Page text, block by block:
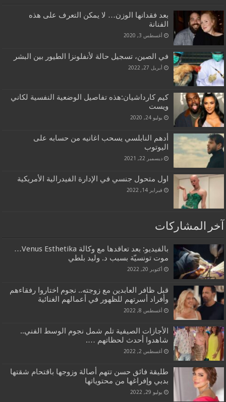
بعد فقدانها الوزن… لا يمكن التعرف على هذه
الفنانة
أغسطس 3, 2020
في الصين، تسجيل حالة لأنفلونزا الطيور بين البشر
أبريل 27, 2022
كيم كارداشيان:هذه تفاصيل الوضعية النفسية لكاني
ويست
يوليو 24, 2020
أدهم النابلسي يسحب اغانيه من حسابه على
اليوتوب
ديسمبر 22, 2021
اول متحول جنسي في الإدارة الفيدرالية الأمريكية
فبراير 14, 2022
آخر المشاركات
بالفيديو: بعد تعاقدها مع وكالة Venus Esthetika…
موت تونسيّة بسبب د. وليد بلطي
أكتوبر 20, 2022
قبل ظافر العابدين مع زوجته.. نجوم اختاروا رفقاءهم
وأفراد أسرتهم للظهور في أعمالهم الغنائية
أغسطس 8, 2022
الأجازات الصيفية تلم شمل نجوم الوسط الفني..
شاهدوا أحدث لحظاتهم ….
أغسطس 2, 2022
طليقة فائق حسن تتهم أصالة وزوجها باقتحام شقتها
بدبي وإفراغها من محتوياتها
يوليو 29, 2022